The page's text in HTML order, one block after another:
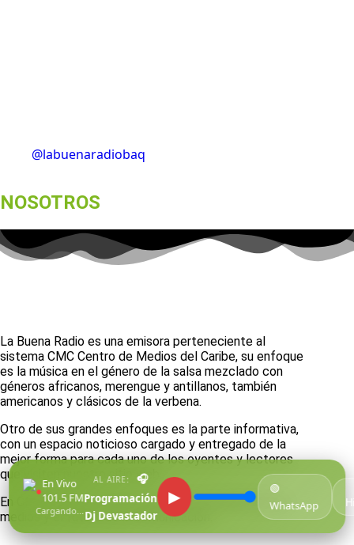
●En Vivo
101.5 FM
Cargando...
AL AIRE:
🎧
Programación
Dj Devastador
▶
🟢
WhatsApp
@labuenaradiobaq
NOSOTROS
La Buena Radio es una emisora perteneciente al
sistema CMC Centro de Medios del Caribe, su enfoque
es la música en el género de la salsa mezclado con
géneros africanos, merengue y antillanos, también
americanos y clásicos de la verbena.
Otro de sus grandes enfoques es la parte informativa,
con un espacio noticioso cargado y entregado de la
mejor forma para cada uno de los oyentes y lectores
que visiten nuestro sitio web.
En CMC estamos enfocados en la renovación de los
medios y el futuro de la comunicación.